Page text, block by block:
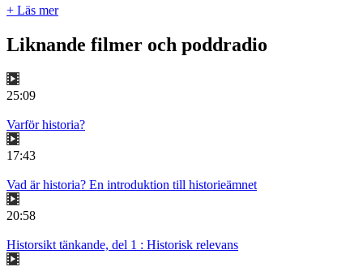
+ Läs mer
Liknande filmer och poddradio
25:09
Varför historia?
17:43
Vad är historia? En introduktion till historieämnet
20:58
Historsikt tänkande, del 1 : Historisk relevans